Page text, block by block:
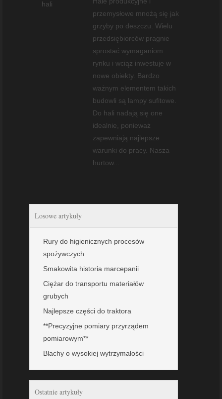
przemysłowe mnożą się jak
grzyby po deszczu. Wielu
przedsiębiorców pragnie
sprostać wymaganiom
rynku i wciąż inwestuje w
nowe obiekty. Bardzo
ważnym elementem takich
budowli są lampy sufitowe.
Do hali nadają się one
idealnie, ponieważ
zapewniają najlepsze
warunki do pracy. Nasza
hurtow...
Losowe artykuły
Rury do higienicznych procesów
spożywczych
Smakowita historia marcepanii
Ciężar do transportu materiałów
grubych
Najlepsze części do traktora
**Precyzyjne pomiary przyrządem
pomiarowym**
Blachy o wysokiej wytrzymałości
Ostatnie artykuły